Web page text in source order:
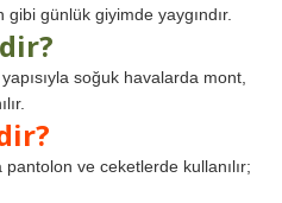
günlük giyimde yaygındır.
soğuk havalarda mont,
ve ceketlerde kullanılır;